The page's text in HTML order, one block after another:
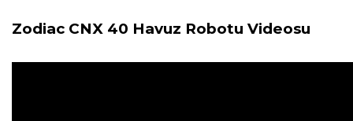
Zodiac CNX 40 Havuz Robotu Videosu